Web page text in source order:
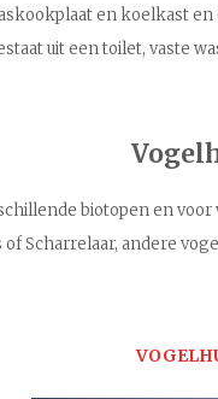
en koelkast en
uit een toilet, vaste
biotopen en voor
of Scharrelaar, andere